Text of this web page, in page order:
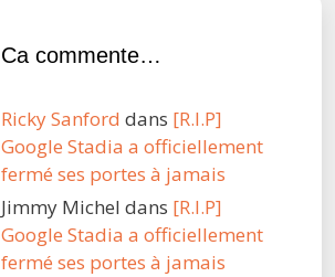
Ca commente…
Ricky Sanford dans [R.I.P]
Google Stadia a officiellement
fermé ses portes à jamais
Jimmy Michel dans [R.I.P]
Google Stadia a officiellement
fermé ses portes à jamais